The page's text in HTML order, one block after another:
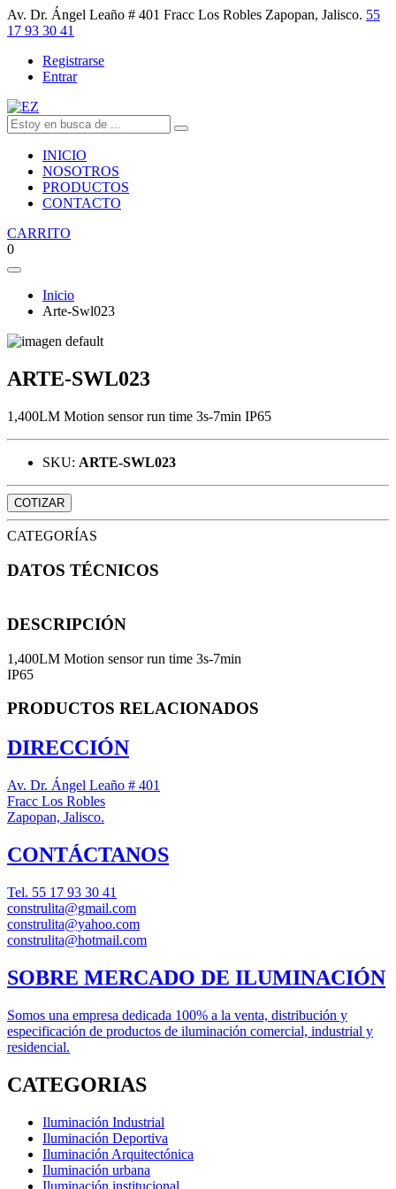
Av. Dr. Ángel Leaño # 401 Fracc Los Robles Zapopan, Jalisco. 55
17 93 30 41
Registrarse
Entrar
INICIO
NOSOTROS
PRODUCTOS
CONTACTO
CARRITO
0
Inicio
Arte-Swl023
ARTE-SWL023
1,400LM Motion sensor run time 3s-7min IP65
SKU: ARTE-SWL023
COTIZAR
CATEGORÍAS
DATOS TÉCNICOS
DESCRIPCIÓN
1,400LM Motion sensor run time 3s-7min
IP65
PRODUCTOS RELACIONADOS
DIRECCIÓN
Av. Dr. Ángel Leaño # 401
Fracc Los Robles
Zapopan, Jalisco.
CONTÁCTANOS
Tel. 55 17 93 30 41
construlita@gmail.com
construlita@yahoo.com
construlita@hotmail.com
SOBRE MERCADO DE ILUMINACIÓN
Somos una empresa dedicada 100% a la venta, distribución y
especificación de productos de iluminación comercial, industrial y
residencial.
CATEGORIAS
Iluminación Industrial
Iluminación Deportiva
Iluminación Arquitectónica
Iluminación urbana
Iluminación institucional